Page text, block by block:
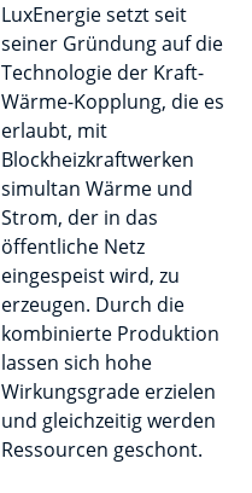
LuxEnergie setzt seit
seiner Gründung auf die
Technologie der Kraft-
Wärme-Kopplung, die es
erlaubt, mit
Blockheizkraftwerken
simultan Wärme und
Strom, der in das
öffentliche Netz
eingespeist wird, zu
erzeugen. Durch die
kombinierte Produktion
lassen sich hohe
Wirkungsgrade erzielen
und gleichzeitig werden
Ressourcen geschont.